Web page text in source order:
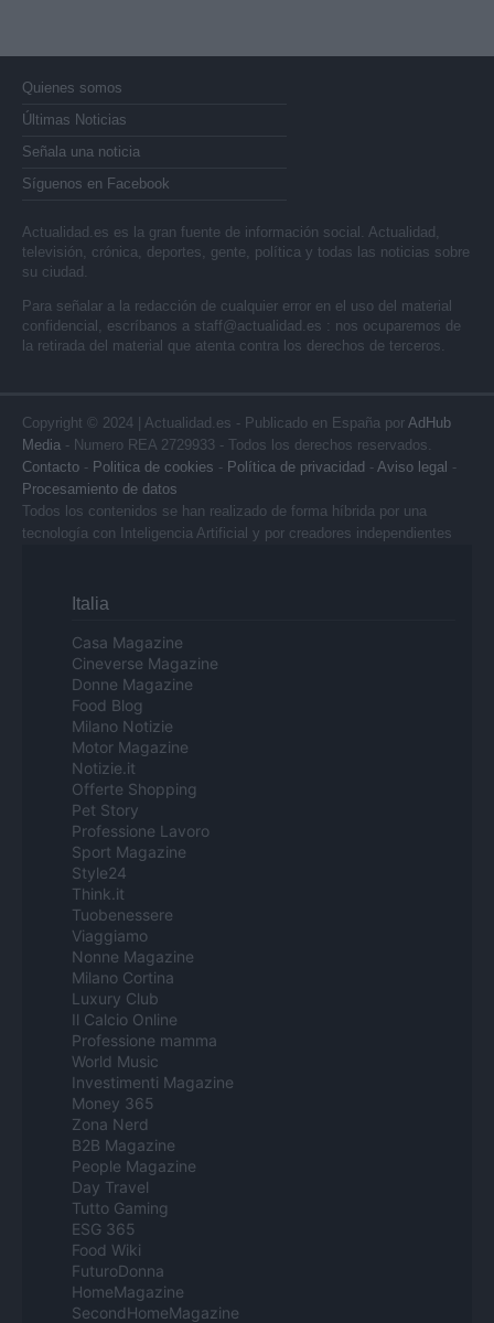
Quienes somos
Últimas Noticias
Señala una noticia
Síguenos en Facebook
Actualidad.es es la gran fuente de información social. Actualidad,
televisión, crónica, deportes, gente, política y todas las noticias sobre
su ciudad.
Para señalar a la redacción de cualquier error en el uso del material
confidencial, escríbanos a staff@actualidad.es : nos ocuparemos de
la retirada del material que atenta contra los derechos de terceros.
Copyright © 2024 | Actualidad.es - Publicado en España por AdHub
Media - Numero REA 2729933 - Todos los derechos reservados.
Contacto - Politica de cookies - Política de privacidad - Aviso legal -
Procesamiento de datos
Todos los contenidos se han realizado de forma híbrida por una
tecnología con Inteligencia Artificial y por creadores independientes
Italia
Casa Magazine
Cineverse Magazine
Donne Magazine
Food Blog
Milano Notizie
Motor Magazine
Notizie.it
Offerte Shopping
Pet Story
Professione Lavoro
Sport Magazine
Style24
Think.it
Tuobenessere
Viaggiamo
Nonne Magazine
Milano Cortina
Luxury Club
Il Calcio Online
Professione mamma
World Music
Investimenti Magazine
Money 365
Zona Nerd
B2B Magazine
People Magazine
Day Travel
Tutto Gaming
ESG 365
Food Wiki
FuturoDonna
HomeMagazine
SecondHomeMagazine